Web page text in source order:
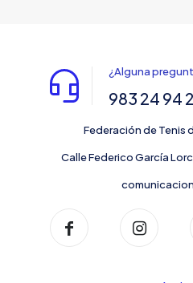
¿Alguna
983 24 94
Federación de Tenis
Calle Federico García